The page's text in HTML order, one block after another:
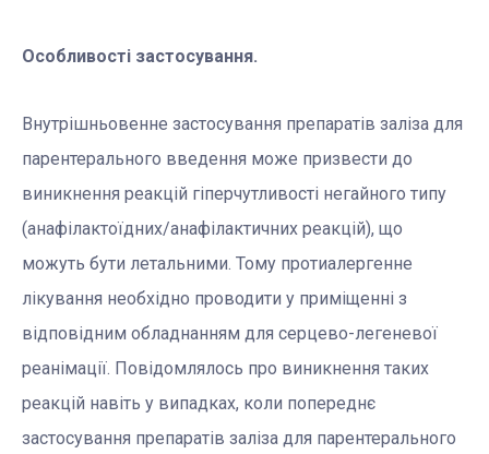
Особливості застосування.
Внутрішньовенне застосування препаратів заліза для
парентерального введення може призвести до
виникнення реакцій гіперчутливості негайного типу
(анафілактоїдних/анафілактичних реакцій), що
можуть бути летальними. Тому протиалергенне
лікування необхідно проводити у приміщенні з
відповідним обладнанням для серцево-легеневої
реанімації. Повідомлялось про виникнення таких
реакцій навіть у випадках, коли попереднє
застосування препаратів заліза для парентерального